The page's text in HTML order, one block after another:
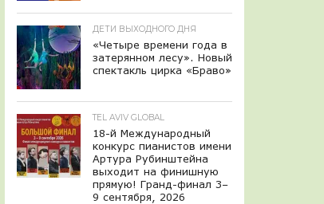
ДЕТИ ВЫХОДНОГО ДНЯ
«Четыре времени года в
затерянном лесу». Новый
спектакль цирка «Браво»
TEL AVIV GLOBAL
18-й Международный
конкурс пианистов имени
Артура Рубинштейна
выходит на финишную
прямую! Гранд-финал 3–
9 сентября, 2026